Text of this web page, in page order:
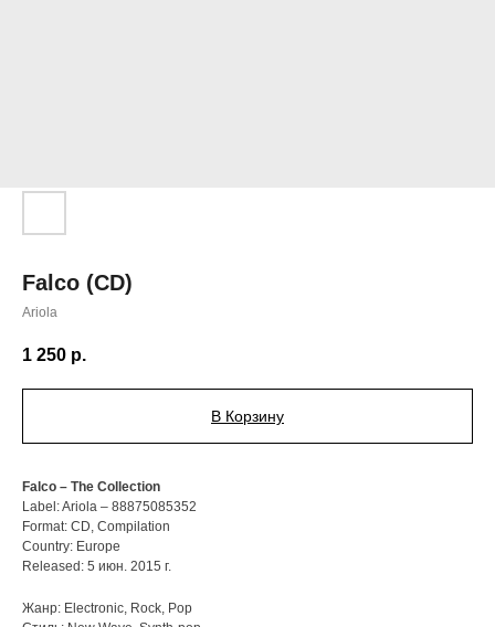
Falco (CD)
Ariola
1 250 р.
В Корзину
Falco – The Collection
Label: Ariola – 88875085352
Format: CD, Compilation
Country: Europe
Released: 5 июн. 2015 г.
Жанр: Electronic, Rock, Pop